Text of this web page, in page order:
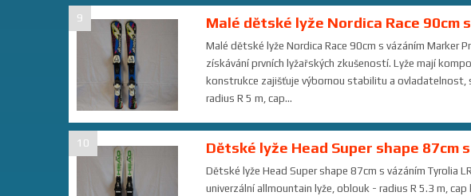
9 Malé dětské lyže Nordica Race 90cm
Malé dětské lyže Nordica Race 90cm s vázáním Marker
získávání prvních lyžařských zkušeností. Lyže mají
konstrukce zajišťuje výbornou stabilitu a
radius R 5 m, cap...
10 Dětské lyže Head Super shape 87cm
Dětské lyže Head Super shape 87cm s vázáním Tyrolia
univerzální allmountain lyže, oblouk - radius R 5.3 m,